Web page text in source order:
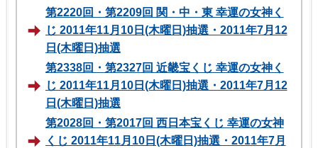
第2220回・第2209回 関・中・東 幸運の女神く
じ 2011年11月10日(木曜日)抽選・2011年7月12
日(木曜日)抽選
第2338回・第2327回 近畿宝くじ 幸運の女神く
じ 2011年11月10日(木曜日)抽選・2011年7月12
日(木曜日)抽選
第2028回・第2017回 西日本宝くじ 幸運の女神
くじ 2011年11月10日(木曜日)抽選・2011年7月